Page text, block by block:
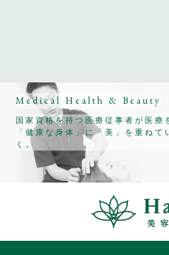
Medical Health & Beauty
国家資格を持つ医療従事者が医療
「健康な身体」に「美」を重ね
く。